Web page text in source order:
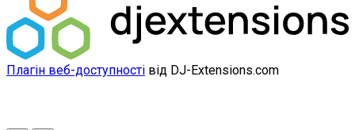
Плагін веб-доступності від DJ-Extensions.com